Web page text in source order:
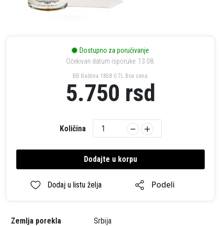
Dostupno za poručivanje
Očekivan datum isporuke: 13.08.
BB Baština 1858 0.7L Box cena:
5.750 rsd
Količina
Dodajte u korpu
Dodaj u listu želja Podeli
Zemlja porekla Srbija